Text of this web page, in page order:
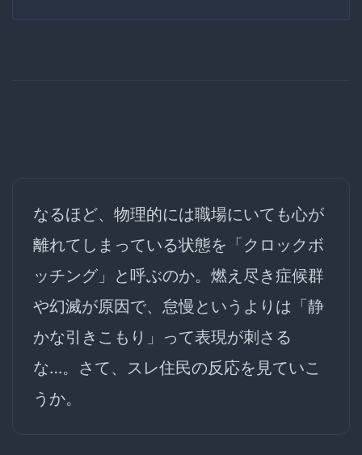
なるほど、物理的には職場にいても心が
離れてしまっている状態を「クロックボ
ッチング」と呼ぶのか。燃え尽き症候群
や幻滅が原因で、怠慢というよりは「静
かな引きこもり」って表現が刺さる
な…。さて、スレ住民の反応を見ていこ
うか。